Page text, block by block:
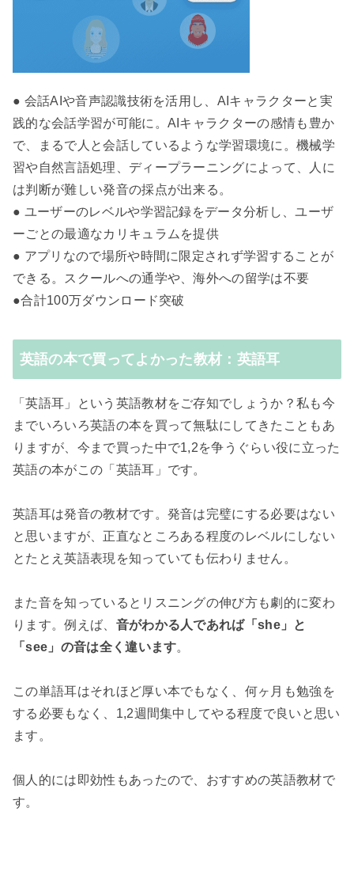
● 会話AIや音声認識技術を活用し、AIキャラクターと実
践的な会話学習が可能に。AIキャラクターの感情も豊か
で、まるで人と会話しているような学習環境に。機械学
習や自然言語処理、ディープラーニングによって、人に
は判断が難しい発音の採点が出来る。
● ユーザーのレベルや学習記録をデータ分析し、ユーザ
ーごとの最適なカリキュラムを提供
● アプリなので場所や時間に限定されず学習することが
できる。スクールへの通学や、海外への留学は不要
●合計100万ダウンロード突破
英語の本で買ってよかった教材：英語耳
「英語耳」という英語教材をご存知でしょうか？私も今
までいろいろ英語の本を買って無駄にしてきたこともあ
りますが、今まで買った中で1,2を争うぐらい役に立った
英語の本がこの「英語耳」です。
英語耳は発音の教材です。発音は完璧にする必要はない
と思いますが、正直なところある程度のレベルにしない
とたとえ英語表現を知っていても伝わりません。
また音を知っているとリスニングの伸び方も劇的に変わ
ります。例えば、 音がわかる人であれば「she」と
「see」の音は全く違います。
この単語耳はそれほど厚い本でもなく、何ヶ月も勉強を
する必要もなく、1,2週間集中してやる程度で良いと思い
ます。
個人的には即効性もあったので、おすすめの英語教材で
す。